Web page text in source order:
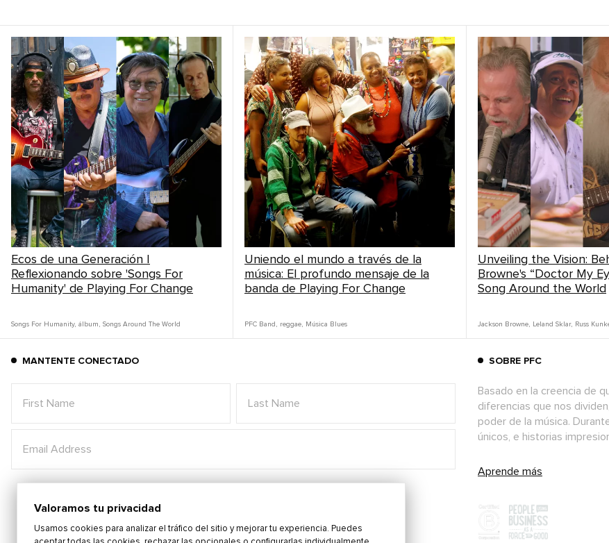
Learn more atwww.inspiredmoney.fm/086
Ecos de una Generación |
Reflexionando sobre 'Songs For
Humanity' de Playing For Change
Songs For Humanity, álbum , Songs Around The World
Uniendo el mundo a través de la
música: El profundo mensaje de la
banda de Playing For Change
PFC Band , reggae, Música Blues
Unveiling the Vision:
Browne's “Doctor My
Song Around the World
Jackson Browne, Leland Sklar, Russ
MANTENTE CONECTADO SOBRE PFC
Basado en la creencia de
diferencias que nos
poder de la música.
únicos, e historias
Aprende más
Valoramos tu privacidad
Usamos cookies para analizar el tráfico del sitio y mejorar tu experiencia. Puedes